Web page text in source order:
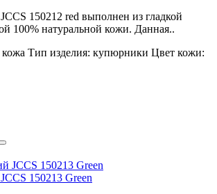
150212 red выполнен из гладкой
100% натуральной кожи. Данная..
кожа Тип изделия: купюрники Цвет кожи:
150213 Green